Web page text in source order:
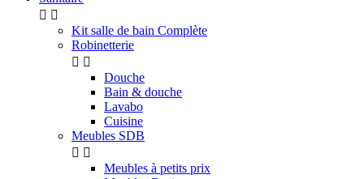
 
Kit salle de bain Complète
Robinetterie
 
Douche
Bain & douche
Lavabo
Cuisine
Meubles SDB
 
Meubles à petits prix